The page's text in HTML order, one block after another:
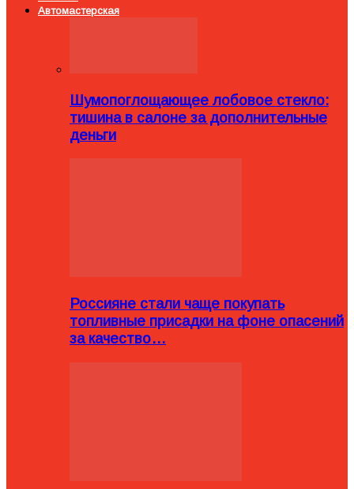
Автомастерская
Шумопоглощающее лобовое стекло:
тишина в салоне за дополнительные
деньги
Россияне стали чаще покупать
топливные присадки на фоне опасений
за качество…